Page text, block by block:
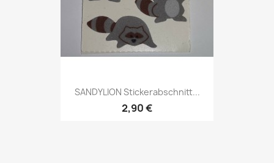
SANDYLION Stickerabschnitt...
2,90 €